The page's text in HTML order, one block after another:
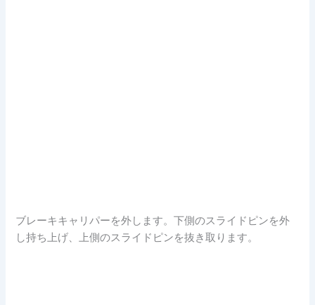
ブレーキキャリパーを外します。下側のスライドピンを外
し持ち上げ、上側のスライドピンを抜き取ります。